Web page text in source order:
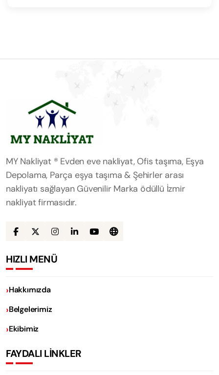
MY Nakliyat ® Evden eve nakliyat, Ofis taşıma, Eşya
Depolama, Parça eşya taşıma & Şehirler arası
nakliyatı sağlayan Güvenilir Marka ödüllü İzmir
nakliyat firmasıdır.
HIZLI MENÜ
Hakkımızda
Belgelerimiz
Ekibimiz
FAYDALI LİNKLER